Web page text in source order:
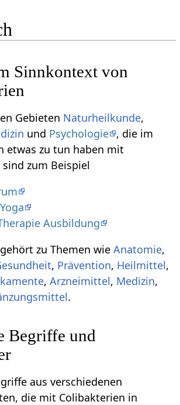
Sinnkontext von
Gebieten Naturheilkunde,
und Psychologie , die im
etwas zu tun haben mit
zum Beispiel
Ausbildung
zu Themen wieAnatomie,
, Prävention, Heilmittel,
,Arzneimittel, Medizin,
.
Begriffe und
aus verschiedenen
die mit Colibakterien in